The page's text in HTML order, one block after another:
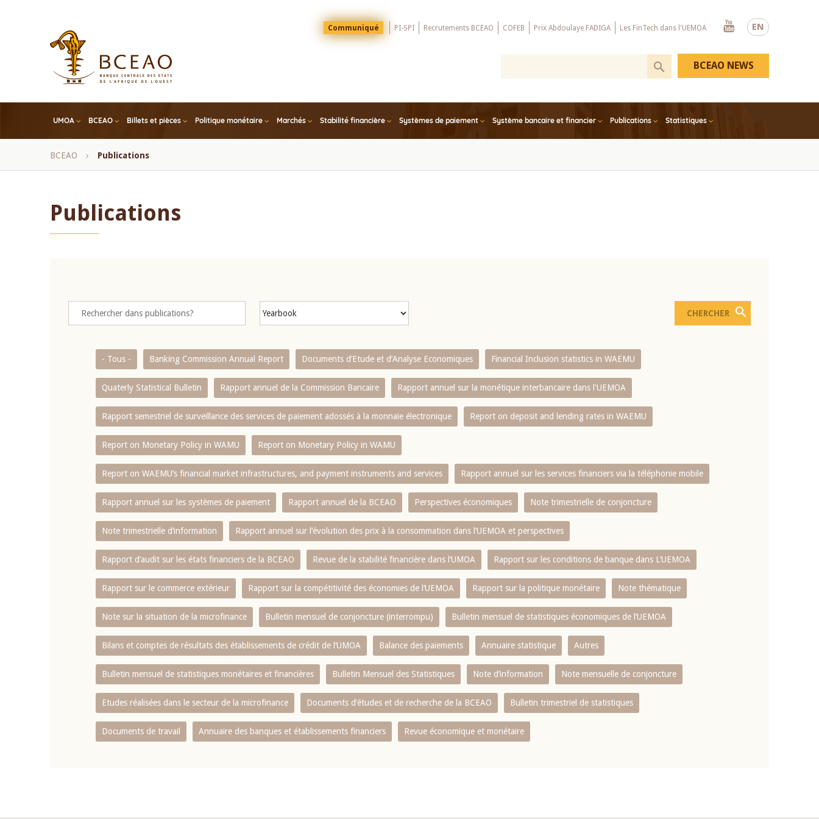
EN
Menu
Top
Communiqué PI-SPI Recrutements BCEAO COFEB Prix Abdoulaye FADIGA Les FinTech dans l'UEMOA
Youtube
UMOA BCEAO Billets et pièces Politique monétaire Marchés Stabilité financière Systèmes de paiement Système bancaire et financier Publications Statistiques
BCEAO NEWS
Fil
BCEAO Publications
Publications
- Tous - Banking Commission Annual Report Documents d’Etude et d’Analyse Economiques Financial Inclusion statistics in WAEMU
Quaterly Statistical Bulletin Rapport annuel de la Commission Bancaire Rapport annuel sur la monétique interbancaire dans l'UEMOA
Rapport semestriel de surveillance des services de paiement adossés à la monnaie électronique Report on deposit and lending rates in WAEMU
Report on Monetary Policy in WAMU Report on Monetary Policy in WAMU
Report on WAEMU’s financial market infrastructures, and payment instruments and services Rapport annuel sur les services financiers via la téléphonie mobile
Rapport annuel sur les systèmes de paiement Rapport annuel de la BCEAO Perspectives économiques Note trimestrielle de conjoncture
Note trimestrielle d‘information Rapport annuel sur l‘évolution des prix à la consommation dans l‘UEMOA et perspectives
Rapport d‘audit sur les états financiers de la BCEAO Revue de la stabilité financière dans l‘UMOA Rapport sur les conditions de banque dans L‘UEMOA
Rapport sur le commerce extérieur Rapport sur la compétitivité des économies de l‘UEMOA Rapport sur la politique monétaire Note thématique
Note sur la situation de la microfinance Bulletin mensuel de conjoncture (interrompu) Bulletin mensuel de statistiques économiques de l‘UEMOA
Bilans et comptes de résultats des établissements de crédit de l‘UMOA Balance des paiements Annuaire statistique Autres
Bulletin mensuel de statistiques monétaires et financières Bulletin Mensuel des Statistiques Note d’information Note mensuelle de conjoncture
Etudes réalisées dans le secteur de la microfinance Documents d’études et de recherche de la BCEAO Bulletin trimestriel de statistiques
Documents de travail Annuaire des banques et établissements financiers Revue économique et monétaire